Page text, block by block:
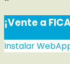
¡Vente a
Instalar